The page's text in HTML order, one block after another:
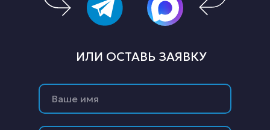
ИЛИ ОСТАВЬ ЗАЯВКУ